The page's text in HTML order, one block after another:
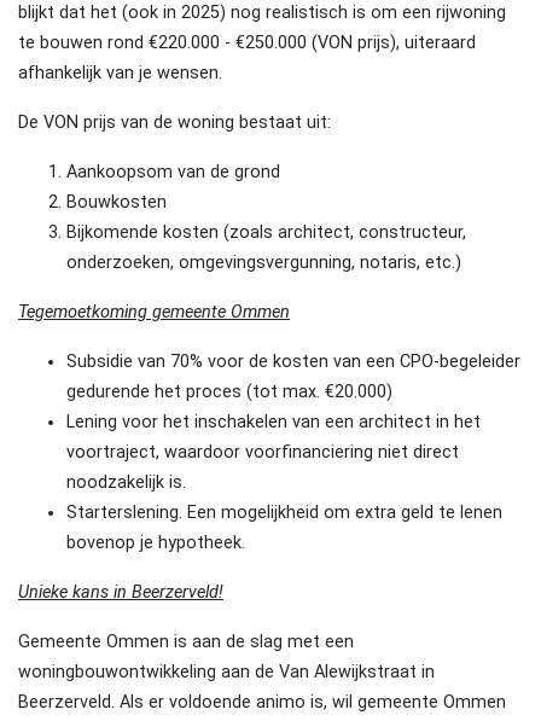
blijkt dat het (ook in 2025) nog realistisch is om een rijwoning
te bouwen rond €220.000 - €250.000 (VON prijs), uiteraard
afhankelijk van je wensen.
De VON prijs van de woning bestaat uit:
Aankoopsom van de grond
Bouwkosten
Bijkomende kosten (zoals architect, constructeur,
onderzoeken, omgevingsvergunning, notaris, etc.)
Tegemoetkoming gemeente Ommen
Subsidie van 70% voor de kosten van een CPO-begeleider
gedurende het proces (tot max. €20.000)
Lening voor het inschakelen van een architect in het
voortraject, waardoor voorfinanciering niet direct
noodzakelijk is.
Starterslening. Een mogelijkheid om extra geld te lenen
bovenop je hypotheek.
Unieke kans in Beerzerveld!
Gemeente Ommen is aan de slag met een
woningbouwontwikkeling aan de Van Alewijkstraat in
Beerzerveld. Als er voldoende animo is, wil gemeente Ommen